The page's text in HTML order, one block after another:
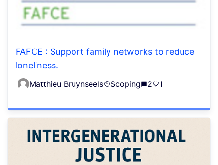
FAFCE : Support family networks to reduce
loneliness.
Matthieu Bruynseels Scoping 2 1